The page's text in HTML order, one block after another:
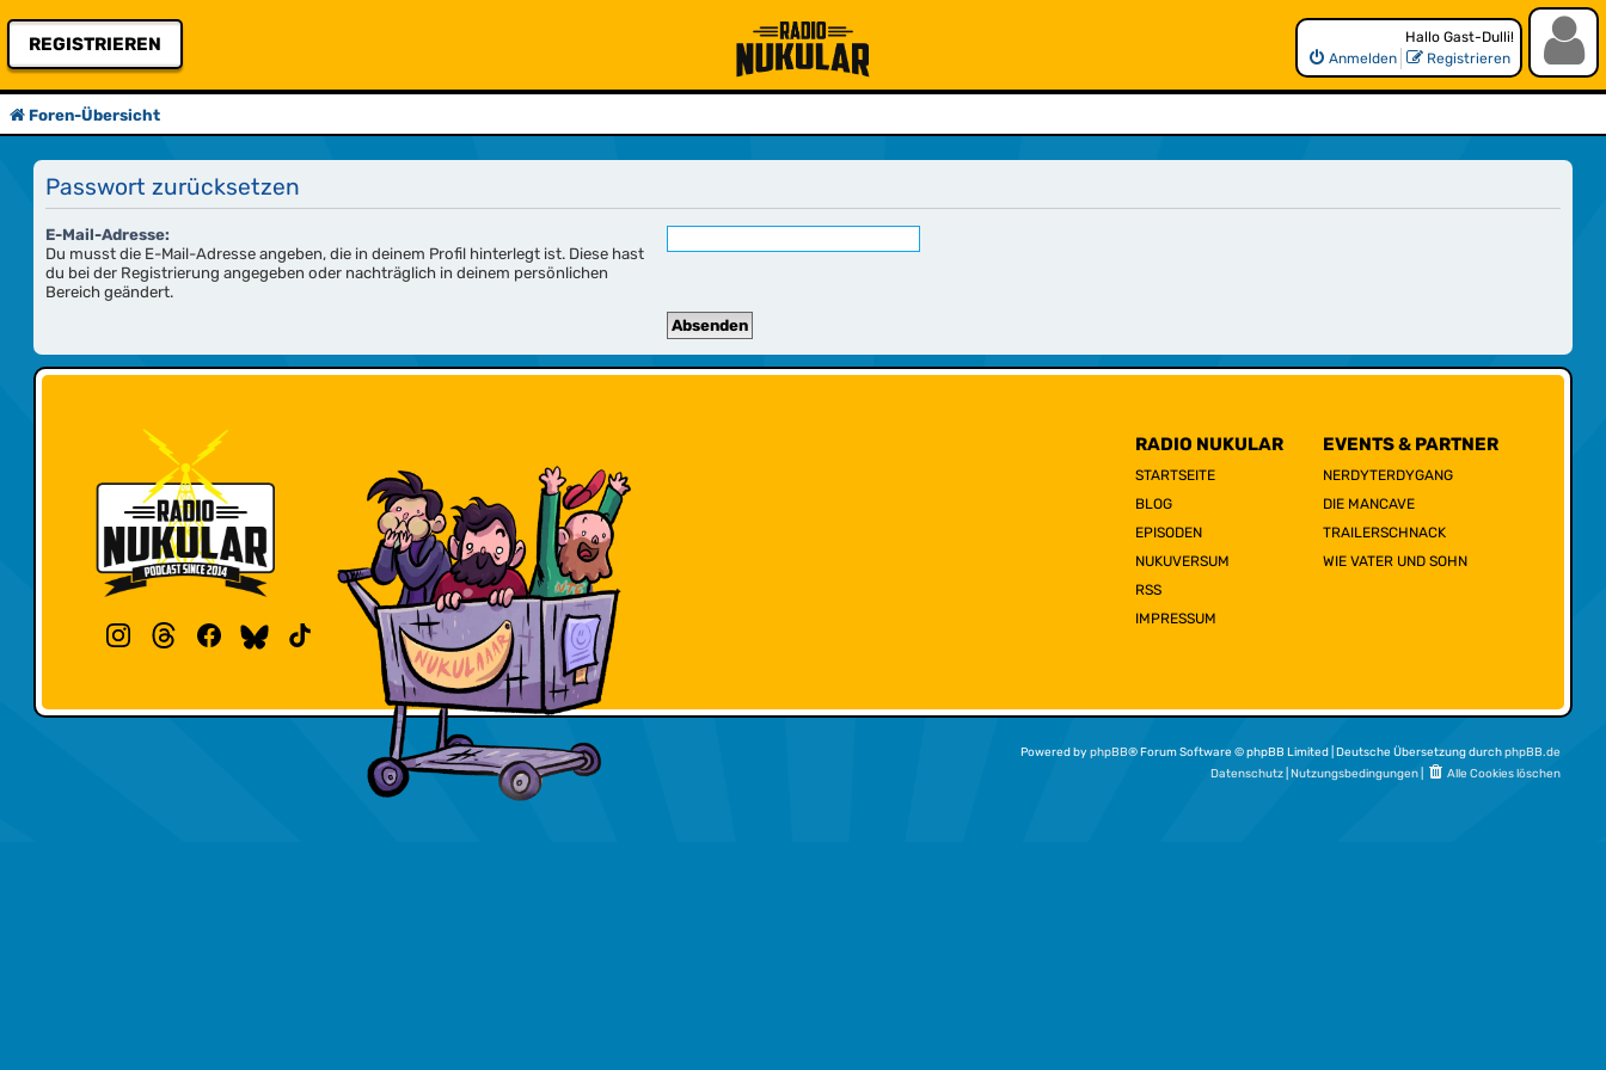
Hallo Gast-Dulli!
Anmelden
Registrieren
REGISTRIEREN
Foren-Übersicht
Passwort zurücksetzen
E-Mail-Adresse:
Du musst die E-Mail-Adresse angeben, die in deinem Profil hinterlegt ist. Diese hast
du bei der Registrierung angegeben oder nachträglich in deinem persönlichen
Bereich geändert.
RADIO NUKULAR
STARTSEITE
BLOG
EPISODEN
NUKUVERSUM
RSS
IMPRESSUM
EVENTS & PARTNER
NERDYTERDYGANG
DIE MANCAVE
TRAILERSCHNACK
WIE VATER UND SOHN
Powered by phpBB® Forum Software © phpBB Limited | Deutsche Übersetzung durchphpBB.de
Datenschutz Nutzungsbedingungen Alle Cookies löschen